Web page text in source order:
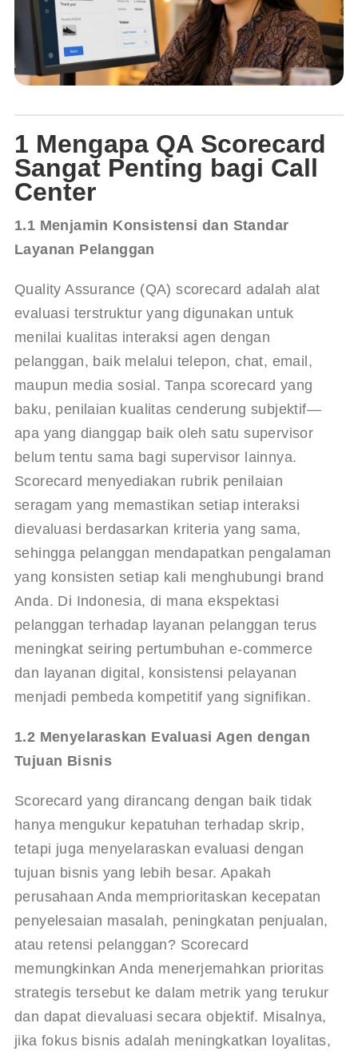
1 Mengapa QA Scorecard
Sangat Penting bagi Call
Center
1.1 Menjamin Konsistensi dan Standar
Layanan Pelanggan
Quality Assurance (QA) scorecard adalah alat
evaluasi terstruktur yang digunakan untuk
menilai kualitas interaksi agen dengan
pelanggan, baik melalui telepon, chat, email,
maupun media sosial. Tanpa scorecard yang
baku, penilaian kualitas cenderung subjektif—
apa yang dianggap baik oleh satu supervisor
belum tentu sama bagi supervisor lainnya.
Scorecard menyediakan rubrik penilaian
seragam yang memastikan setiap interaksi
dievaluasi berdasarkan kriteria yang sama,
sehingga pelanggan mendapatkan pengalaman
yang konsisten setiap kali menghubungi brand
Anda. Di Indonesia, di mana ekspektasi
pelanggan terhadap layanan pelanggan terus
meningkat seiring pertumbuhan e-commerce
dan layanan digital, konsistensi pelayanan
menjadi pembeda kompetitif yang signifikan.
1.2 Menyelaraskan Evaluasi Agen dengan
Tujuan Bisnis
Scorecard yang dirancang dengan baik tidak
hanya mengukur kepatuhan terhadap skrip,
tetapi juga menyelaraskan evaluasi dengan
tujuan bisnis yang lebih besar. Apakah
perusahaan Anda memprioritaskan kecepatan
penyelesaian masalah, peningkatan penjualan,
atau retensi pelanggan? Scorecard
memungkinkan Anda menerjemahkan prioritas
strategis tersebut ke dalam metrik yang terukur
dan dapat dievaluasi secara objektif. Misalnya,
jika fokus bisnis adalah meningkatkan loyalitas,